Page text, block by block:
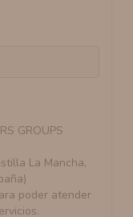
GROUPS
La Mancha,
poder atender